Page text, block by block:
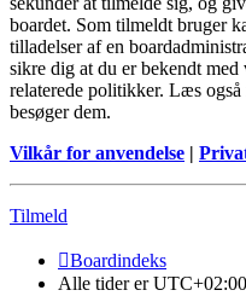
boardet. Som tilmeldt bruger
tilladelser af en
sikre dig at du er bekendt
relaterede politikker. Læs
besøger dem.
Vilkår for anvendelse |
Tilmeld
Boardindeks
Alle tider erUTC+02:00